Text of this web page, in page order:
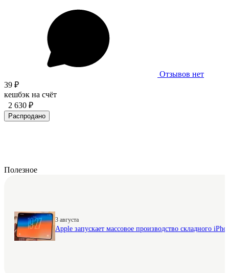
Отзывов нет
39 ₽
кешбэк на счёт
2 630 ₽
Распродано
Полезное
3 августа
Apple запускает массовое производство складного